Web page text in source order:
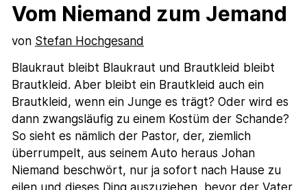
Vom Niemand zum Jemand
von Stefan Hochgesand
Blaukraut bleibt Blaukraut und Brautkleid bleibt
Brautkleid. Aber bleibt ein Brautkleid auch ein
Brautkleid, wenn ein Junge es trägt? Oder wird es
dann zwangsläufig zu einem Kostüm der Schande?
So sieht es nämlich der Pastor, der, ziemlich
überrumpelt, aus seinem Auto heraus Johan
Niemand beschwört, nur ja sofort nach Hause zu
eilen und dieses Ding auszuziehen, bevor der Vater